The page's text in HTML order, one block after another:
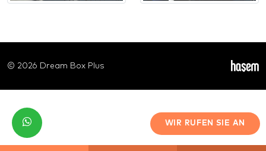
WIR RUFEN SIE AN
© 2026 Dream Box Plus